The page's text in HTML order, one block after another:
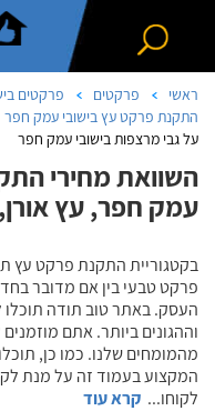
ראשי פרקטים
פרקטים
התקנת פרקט עץ בישובי עמק חפר
על גבי מרצפות בישובי עמק חפר
השוואת מחירי
עמק חפר, עץ
בקטגוריית התקנת פרקט עץ
פרקט טבעי בין אם מדובר
העסק. באתר טוב תודה תוכלו
וההגונים ביותר. אתם
מהמומחים שלנו. כמו כן,
המקצוע בעמוד זה על מנת
לקוחו... קרא עוד